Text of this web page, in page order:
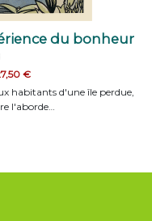
du bonheur
€
habitants d'une île perdue,
l'aborde…